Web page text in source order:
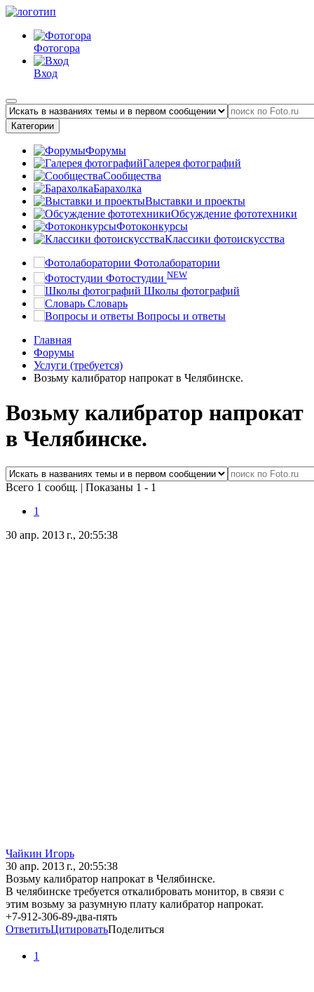
Фотогора
Вход
Категории
Форумы
Галерея фотографий
Сообщества
Барахолка
Выставки и проекты
Обсуждение фототехники
Фотоконкурсы
Классики фотоискусства
Фотолаборатории
Фотостудии NEW
Школы фотографий
Словарь
Вопросы и ответы
Главная
Форумы
Услуги (требуется)
Возьму калибратор напрокат в Челябинске.
Возьму калибратор напрокат
в Челябинске.
Всего 1 сообщ. | Показаны 1 - 1
1
30 апр. 2013 г., 20:55:38
Чайкин Игорь
30 апр. 2013 г., 20:55:38
Возьму калибратор напрокат в Челябинске.
В челябинске требуется откалибровать монитор, в связи с
этим возьму за разумную плату калибратор напрокат.
+7-912-306-89-два-пять
ОтветитьЦитироватьПоделиться
1